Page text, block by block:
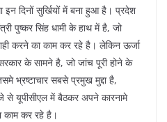
a
m
dI
n
इन दिनों सुर्खियों में बना हुआ है। प्रदेश
पुष्कर सिंह धामी के हाथ में है, जो
करने का काम कर रहे है। लेकिन ऊर्जा
के सामने है, जो जांच पूरी होने के
भ्रष्टाचार सबसे प्रमुख मुद्दा है,
यूपीसीएल में बैठकर अपने कारनामे
काम कर रहे है।